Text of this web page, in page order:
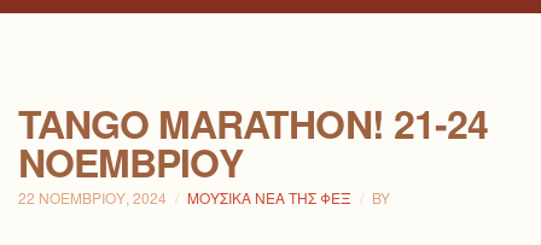
TANGO MARATHON! 21-24
ΝΟΕΜΒΡΊΟΥ
22 ΝΟΕΜΒΡΊΟΥ, 2024 ΜΟΥΣΙΚΆ ΝΈΑ ΤΗΣ ΦΕΞ BY